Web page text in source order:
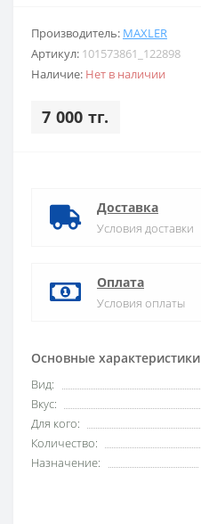
Производитель: MAXLER
Артикул: 101573861_122898
Наличие: Нет в наличии
7 000 тг.
Основные характеристики
Вид:
Вкус:
Для кого:
Количество:
Назначение:
Доставка
Условия доставки
Оплата
Условия оплаты